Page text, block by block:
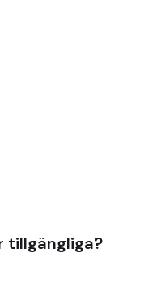
tillgängliga?